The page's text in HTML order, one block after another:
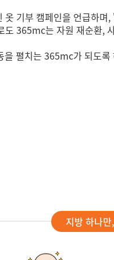
기부 캠페인을 언급하
365mc는 자원 재순환,
을 펼치는 365mc가 되도록
지방 하나